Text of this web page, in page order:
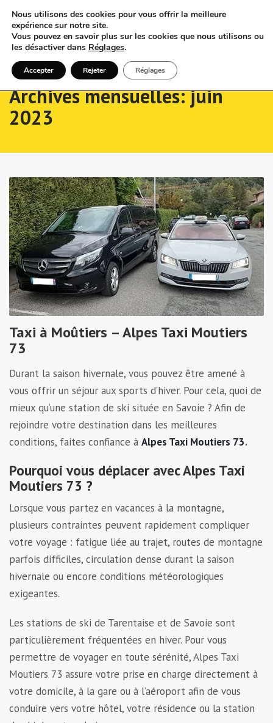
Archives mensuelles: juin
2023
Taxi à Moûtiers – Alpes Taxi Moutiers
73
Durant la saison hivernale, vous pouvez être amené à
vous offrir un séjour aux sports d’hiver. Pour cela, quoi de
mieux qu’une station de ski située en Savoie ? Afin de
rejoindre votre destination dans les meilleures
conditions, faites confiance à Alpes Taxi Moutiers 73.
Pourquoi vous déplacer avec Alpes Taxi
Moutiers 73 ?
Lorsque vous partez en vacances à la montagne,
plusieurs contraintes peuvent rapidement compliquer
votre voyage : fatigue liée au trajet, routes de montagne
parfois difficiles, circulation dense durant la saison
hivernale ou encore conditions météorologiques
exigeantes.
Les stations de ski de Tarentaise et de Savoie sont
particulièrement fréquentées en hiver. Pour vous
permettre de voyager en toute sérénité, Alpes Taxi
Moutiers 73 assure votre prise en charge directement à
votre domicile, à la gare ou à l’aéroport afin de vous
conduire vers votre hôtel, votre résidence ou la station
Nous utilisons des cookies pour vous offrir la meilleure
expérience sur notre site.
Vous pouvez en savoir plus sur les cookies que nous utilisons ou
les désactiver dans Réglages.
Accepter Rejeter Réglages